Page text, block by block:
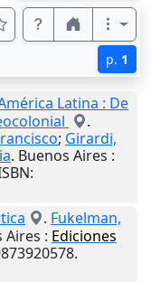
p. 1
Latina : De
.
; Girardi,
. Buenos Aires :
. Fukelman,
Aires : Ediciones